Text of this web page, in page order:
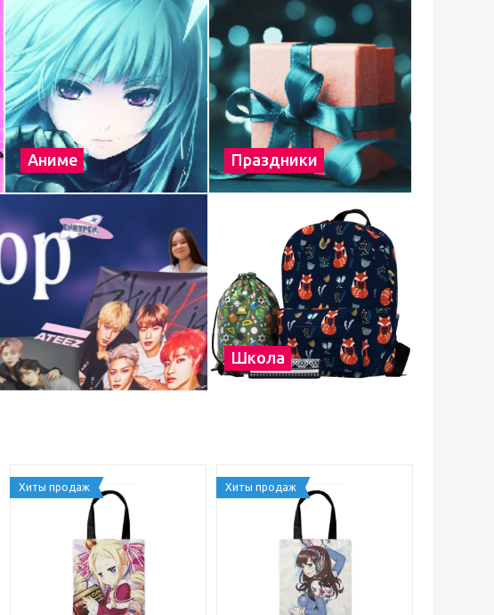
Аниме Праздники
Школа
Хиты продаж Хиты продаж